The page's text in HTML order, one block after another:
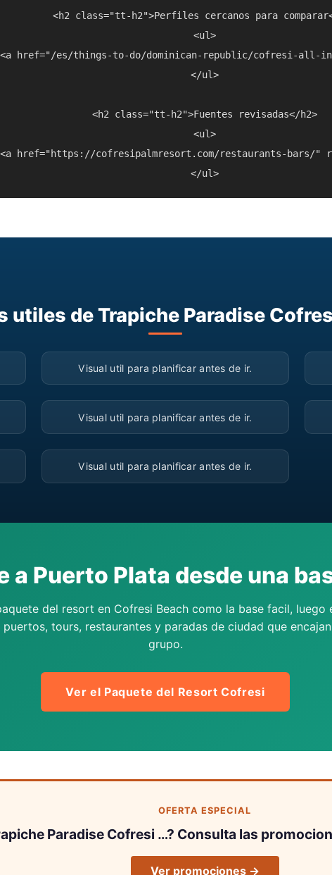
<h2 class="tt-h2">Perfiles cercanos para
<ul>
href="/es/things-to-do/dominican-republic/cofresi-all-
</ul>
<h2 class="tt-h2">Fuentes revisadas</h2>
<ul>
href="https://cofresipalmresort.com/restaurants-bars/"
utiles de Trapiche Paradise
▶
Visual util para planificar antes de ir.
▶
Visual util para planificar antes de ir.
▶
Visual util para planificar antes de ir.
a Puerto Plata desde una
del resort en Cofresi Beach como la base facil, luego
puertos, tours, restaurantes y paradas de ciudad que
grupo.
Ver el Paquete del Resort Cofresi
OFERTA ESPECIAL
Paradise Cofresi …? Consulta las
Ver promociones →